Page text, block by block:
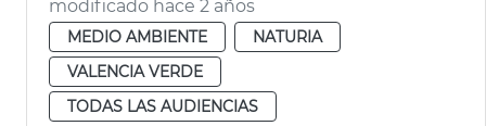
modificado hace 2 años
MEDIO AMBIENTE
NATURIA
VALENCIA VERDE
TODAS LAS AUDIENCIAS